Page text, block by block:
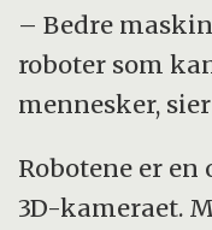
– Bedre
roboter som
mennesker,
Robotene er
3D-kameraet.